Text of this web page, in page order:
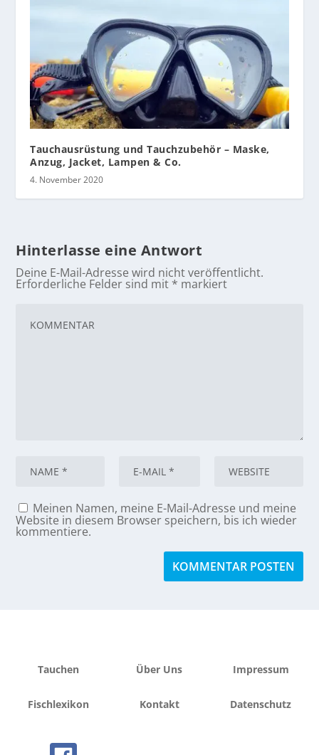
Tauchausrüstung und Tauchzubehör – Maske,
Anzug, Jacket, Lampen & Co.
4. November 2020
Hinterlasse eine Antwort
Deine E-Mail-Adresse wird nicht veröffentlicht.
Erforderliche Felder sind mit * markiert
Meinen Namen, meine E-Mail-Adresse und meine
Website in diesem Browser speichern, bis ich wieder
kommentiere.
Tauchen
Fischlexikon
Über Uns
Kontakt
Impressum
Datenschutz